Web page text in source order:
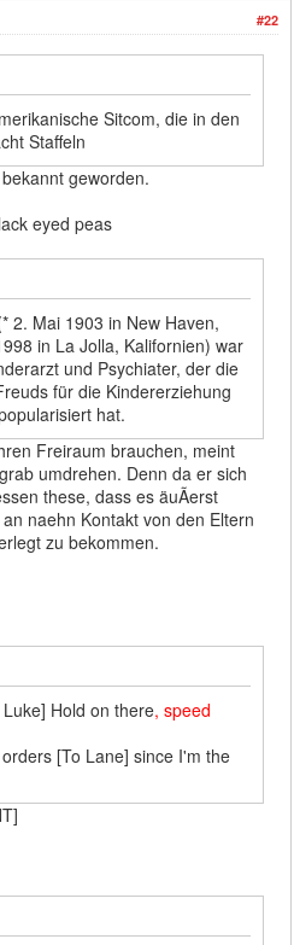
#22
Sitcom, die in den
Staffeln
geworden.
eyed peas
2. Mai 1903 in New Haven,
in La Jolla, Kalifornien) war
und Psychiater, der die
für die Kindererziehung
hat.
Freiraum brauchen, meint
umdrehen. Denn da er sich
these, dass es äuÃerst
naehn Kontakt von den Eltern
zu bekommen.
Hold on there, speed
[To Lane] since I'm the